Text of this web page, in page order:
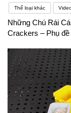
Thể loại khác
Những Chú Rái
Crackers – Phụ